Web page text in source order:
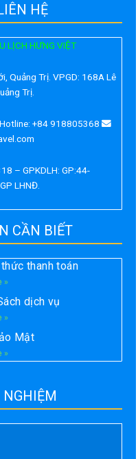
HỆ
LỊCH HƯNG VIỆT
Quảng Trị. VPGD: 168A Lê
Trị.
Hotline: +84 918805368
– GPKDLH: GP:44-
LHNĐ.
CẦN BIẾT
thanh toán
»
dịch vụ
»
Mật
»